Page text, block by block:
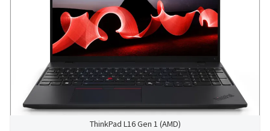
ThinkPad L16 Gen 1 (AMD)